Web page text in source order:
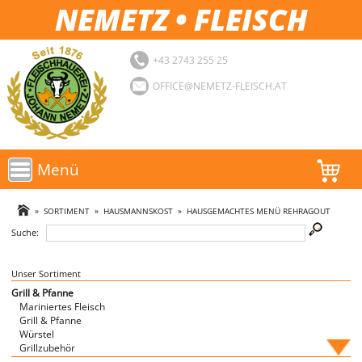
NEMETZ • FLEISCH
+43 2743 255 25
OFFICE@NEMETZ-FLEISCH.AT
Menü
AKTIONEN
SORTIMENT
LOGIN
FAVORITEN
» SORTIMENT» HAUSMANNSKOST» HAUSGEMACHTES MENÜ REHRAGOUT
Suche:
Unser Sortiment
Grill & Pfanne
Mariniertes Fleisch
Grill & Pfanne
Würstel
Grillzubehör